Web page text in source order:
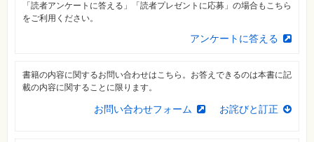
「読者アンケートに答える」「読者プレゼントに応募」の場合もこちら
をご利用ください。
アンケートに答える
書籍の内容に関するお問い合わせはこちら。お答えできるのは本書に記
載の内容に関することに限ります。
お問い合わせフォーム お詫びと訂正